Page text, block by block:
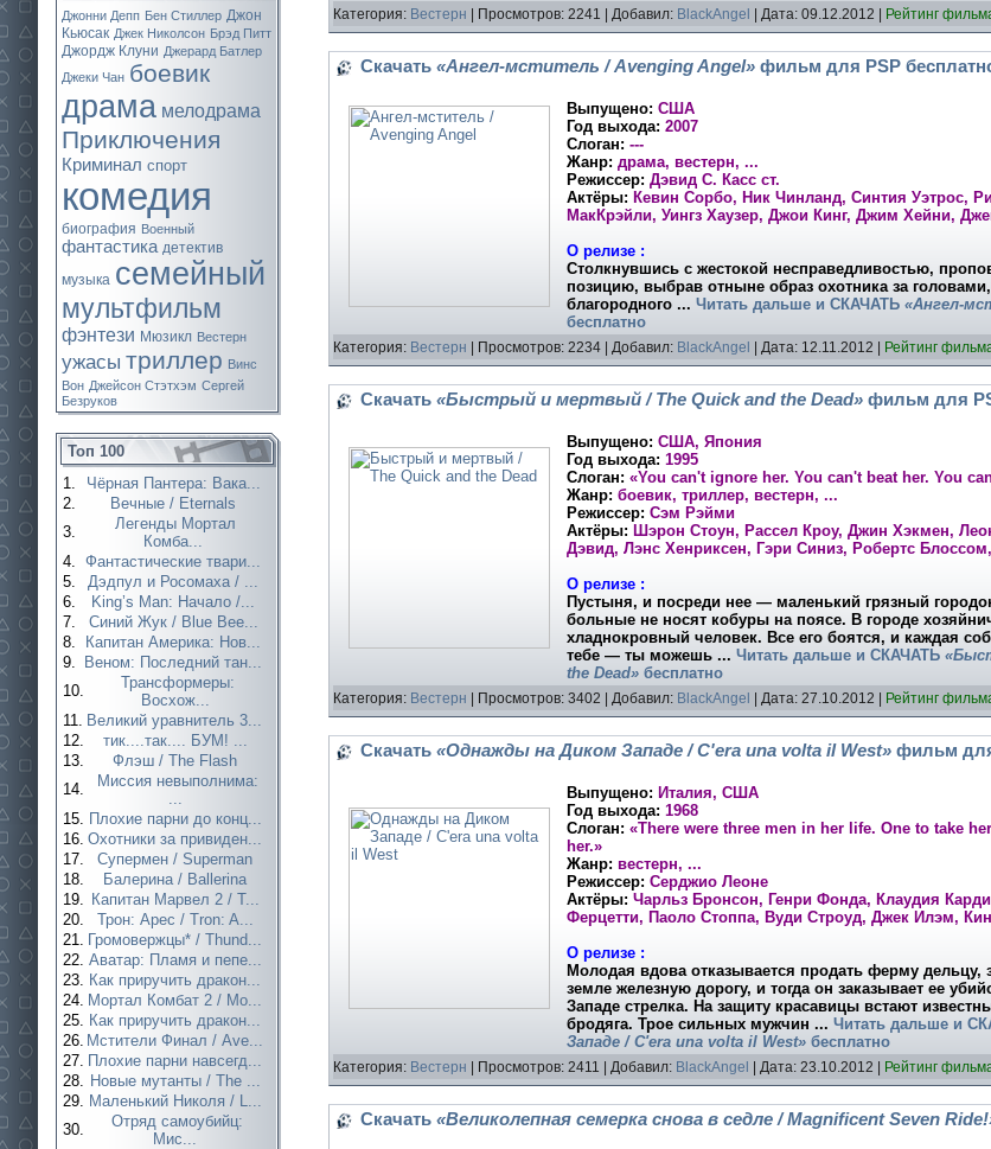
Джонни Депп Бен Стиллер Джон
Кьюсак Джек Николсон Брэд Питт
Джордж Клуни Джерард Батлер
Джеки Чан боевик
драма мелодрама
Приключения
Криминал спорт
комедия
биография Военный
фантастика детектив
музыка семейный
мультфильм
фэнтези Мюзикл Вестерн
ужасы триллер Винс
Вон Джейсон Стэтхэм Сергей
Безруков
Топ 100
1.
Чёрная Пантера: Вака...
2.
Вечные / Eternals
3.
Легенды Мортал
Комба...
4. Фантастические твари...
5.
Дэдпул и Росомаха / ...
6.
King’s Man: Начало /...
7.
Синий Жук / Blue Bee...
8.
Капитан Америка: Нов...
9.
Веном: Последний тан...
10.
Трансформеры:
Восхож...
11. Великий уравнитель 3...
12.
тик....так.... БУМ! ...
13.
Флэш / The Flash
14.
Миссия невыполнима:
...
15. Плохие парни до конц...
16. Охотники за привиден...
17.
Супермен / Superman
18.
Балерина / Ballerina
19. Капитан Марвел 2 / T...
20.
Трон: Арес / Tron: A...
21. Громовержцы* / Thund...
22. Аватар: Пламя и пепе...
23. Как приручить дракон...
24. Мортал Комбат 2 / Mo...
25. Как приручить дракон...
26. Мстители Финал / Ave...
27. Плохие парни навсегд...
28. Новые мутанты / The ...
29. Маленький Николя / L...
30.
Отряд самоубийц:
Мис...
Категория: Вестерн | Просмотров: 2241 | Добавил: BlackAngel | Дата: 09.12.2012 Рейтинг
Скачать «Ангел-мститель / Avenging Angel» фильм для PSP
Выпущено: США
Год выхода: 2007
Слоган: ---
Жанр: драма, вестерн, ...
Режиссер: Дэвид С. Касс ст.
Актёры: Кевин Сорбо, Ник Чинланд, Синтия Уэтрос,
МакКрэйли, Уингз Хаузер, Джои Кинг, Джим Хейни,
О релизе :
Столкнувшись с жестокой несправедливостью,
позицию, выбрав отныне образ охотника за
благородного ... Читать дальше и СКАЧАТЬ «Ангел-
бесплатно
Категория: Вестерн | Просмотров: 2234 | Добавил: BlackAngel | Дата: 12.11.2012 Рейтинг
Скачать «Быстрый и мертвый / The Quick and the Dead» фильм для
Выпущено: США, Япония
Год выхода: 1995
Слоган: «You can't ignore her. You can't beat her. You
Жанр: боевик, триллер, вестерн, ...
Режиссер: Сэм Рэйми
Актёры: Шэрон Стоун, Рассел Кроу, Джин Хэкмен,
Дэвид, Лэнс Хенриксен, Гэри Синиз, Робертс
О релизе :
Пустыня, и посреди нее — маленький грязный
больные не носят кобуры на поясе. В городе
хладнокровный человек. Все его боятся, и каждая
тебе — ты можешь ... Читать дальше и СКАЧАТЬ
the Dead» бесплатно
Категория: Вестерн | Просмотров: 3402 | Добавил: BlackAngel | Дата: 27.10.2012 Рейтинг
Скачать «Однажды на Диком Западе / C'era una volta il West» фильм
Выпущено: Италия, США
Год выхода: 1968
Слоган: «There were three men in her life. One to take
her.»
Жанр: вестерн, ...
Режиссер: Серджио Леоне
Актёры: Чарльз Бронсон, Генри Фонда, Клаудия
Ферцетти, Паоло Стоппа, Вуди Строуд, Джек Илэм,
О релизе :
Молодая вдова отказывается продать ферму
земле железную дорогу, и тогда он заказывает ее
Западе стрелка. На защиту красавицы встают
бродяга. Трое сильных мужчин ... Читать дальше и
Западе / C'era una volta il West» бесплатно
Категория: Вестерн | Просмотров: 2411 | Добавил: BlackAngel | Дата: 23.10.2012 Рейтинг
Скачать «Великолепная семерка снова в седле / Magnificent Seven